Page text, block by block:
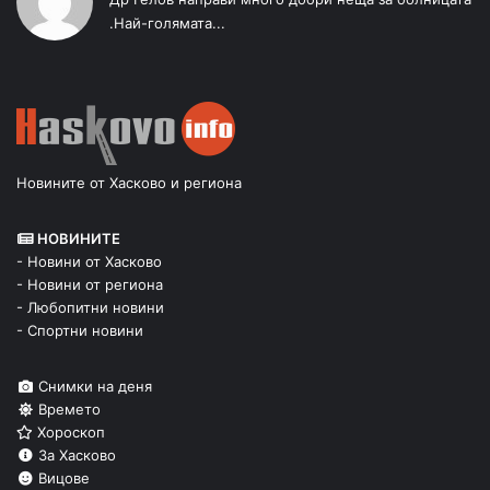
.Най-голямата...
Новините от Хасково и региона
НОВИНИТЕ
- Новини от Хасково
- Новини от региона
- Любопитни новини
- Спортни новини
Снимки на деня
Времето
Хороскоп
За Хасково
Вицове